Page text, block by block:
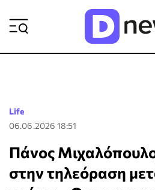
Life
06.06.2026 18:51
Πάνος
στην τηλεόραση